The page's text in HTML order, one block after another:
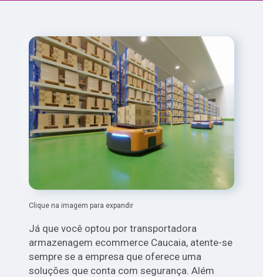
Clique na imagem para expandir
Já que você optou por transportadora
armazenagem ecommerce Caucaia, atente-se
sempre se a empresa que oferece uma
soluções que conta com segurança. Além